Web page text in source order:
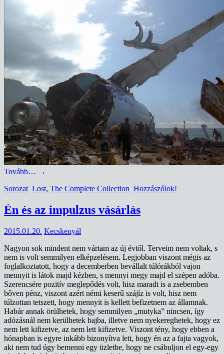
Tovább… →
Sorozat Lost, The Complete Collection Hozzászólok!
Én és az impulzus vásárlás
2015.01.20. Kecskenyál
Nagyon sok mindent nem vártam az új évtől. Terveim nem voltak, s
nem is volt semmilyen elképzelésem. Legjobban viszont mégis az
foglalkoztatott, hogy a decemberben bevállalt túlórákból vajon
mennyit is látok majd kézben, s mennyi megy majd el szépen adóba.
Szerencsére pozitív meglepődés volt, hisz maradt is a zsebemben
bőven pénz, viszont azért némi keserű szájíz is volt, hisz nem
túlzottan tetszett, hogy mennyit is kellett befizetnem az államnak.
Habár annak örülhetek, hogy semmilyen „mutyka” nincsen, így
adózásnál nem kerülhetek bajba, illetve nem nyekereghetek, hogy ez
nem lett kifizetve, az nem lett kifizetve. Viszont tény, hogy ebben a
hónapban is egyre inkább bizonyítva lett, hogy én az a fajta vagyok,
aki nem tud úgy bemenni egy üzletbe, hogy ne csábuljon el egy-egy